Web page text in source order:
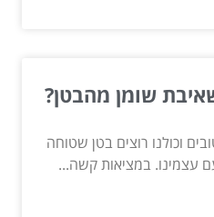
שומן מהבטן?
וכולנו רוצים בטן שטוחה
עצמינו. במציאות קשה...